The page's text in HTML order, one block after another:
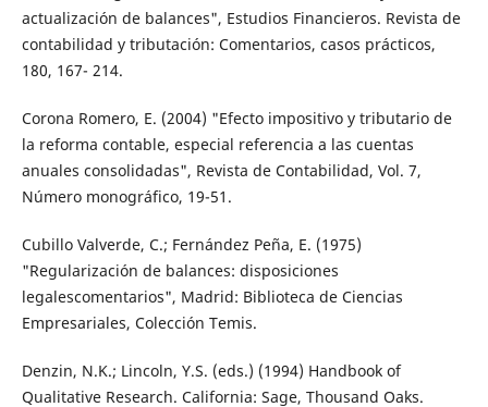
actualización de balances", Estudios Financieros. Revista de
contabilidad y tributación: Comentarios, casos prácticos,
180, 167- 214.
Corona Romero, E. (2004) "Efecto impositivo y tributario de
la reforma contable, especial referencia a las cuentas
anuales consolidadas", Revista de Contabilidad, Vol. 7,
Número monográfico, 19-51.
Cubillo Valverde, C.; Fernández Peña, E. (1975)
"Regularización de balances: disposiciones
legalescomentarios", Madrid: Biblioteca de Ciencias
Empresariales, Colección Temis.
Denzin, N.K.; Lincoln, Y.S. (eds.) (1994) Handbook of
Qualitative Research. California: Sage, Thousand Oaks.